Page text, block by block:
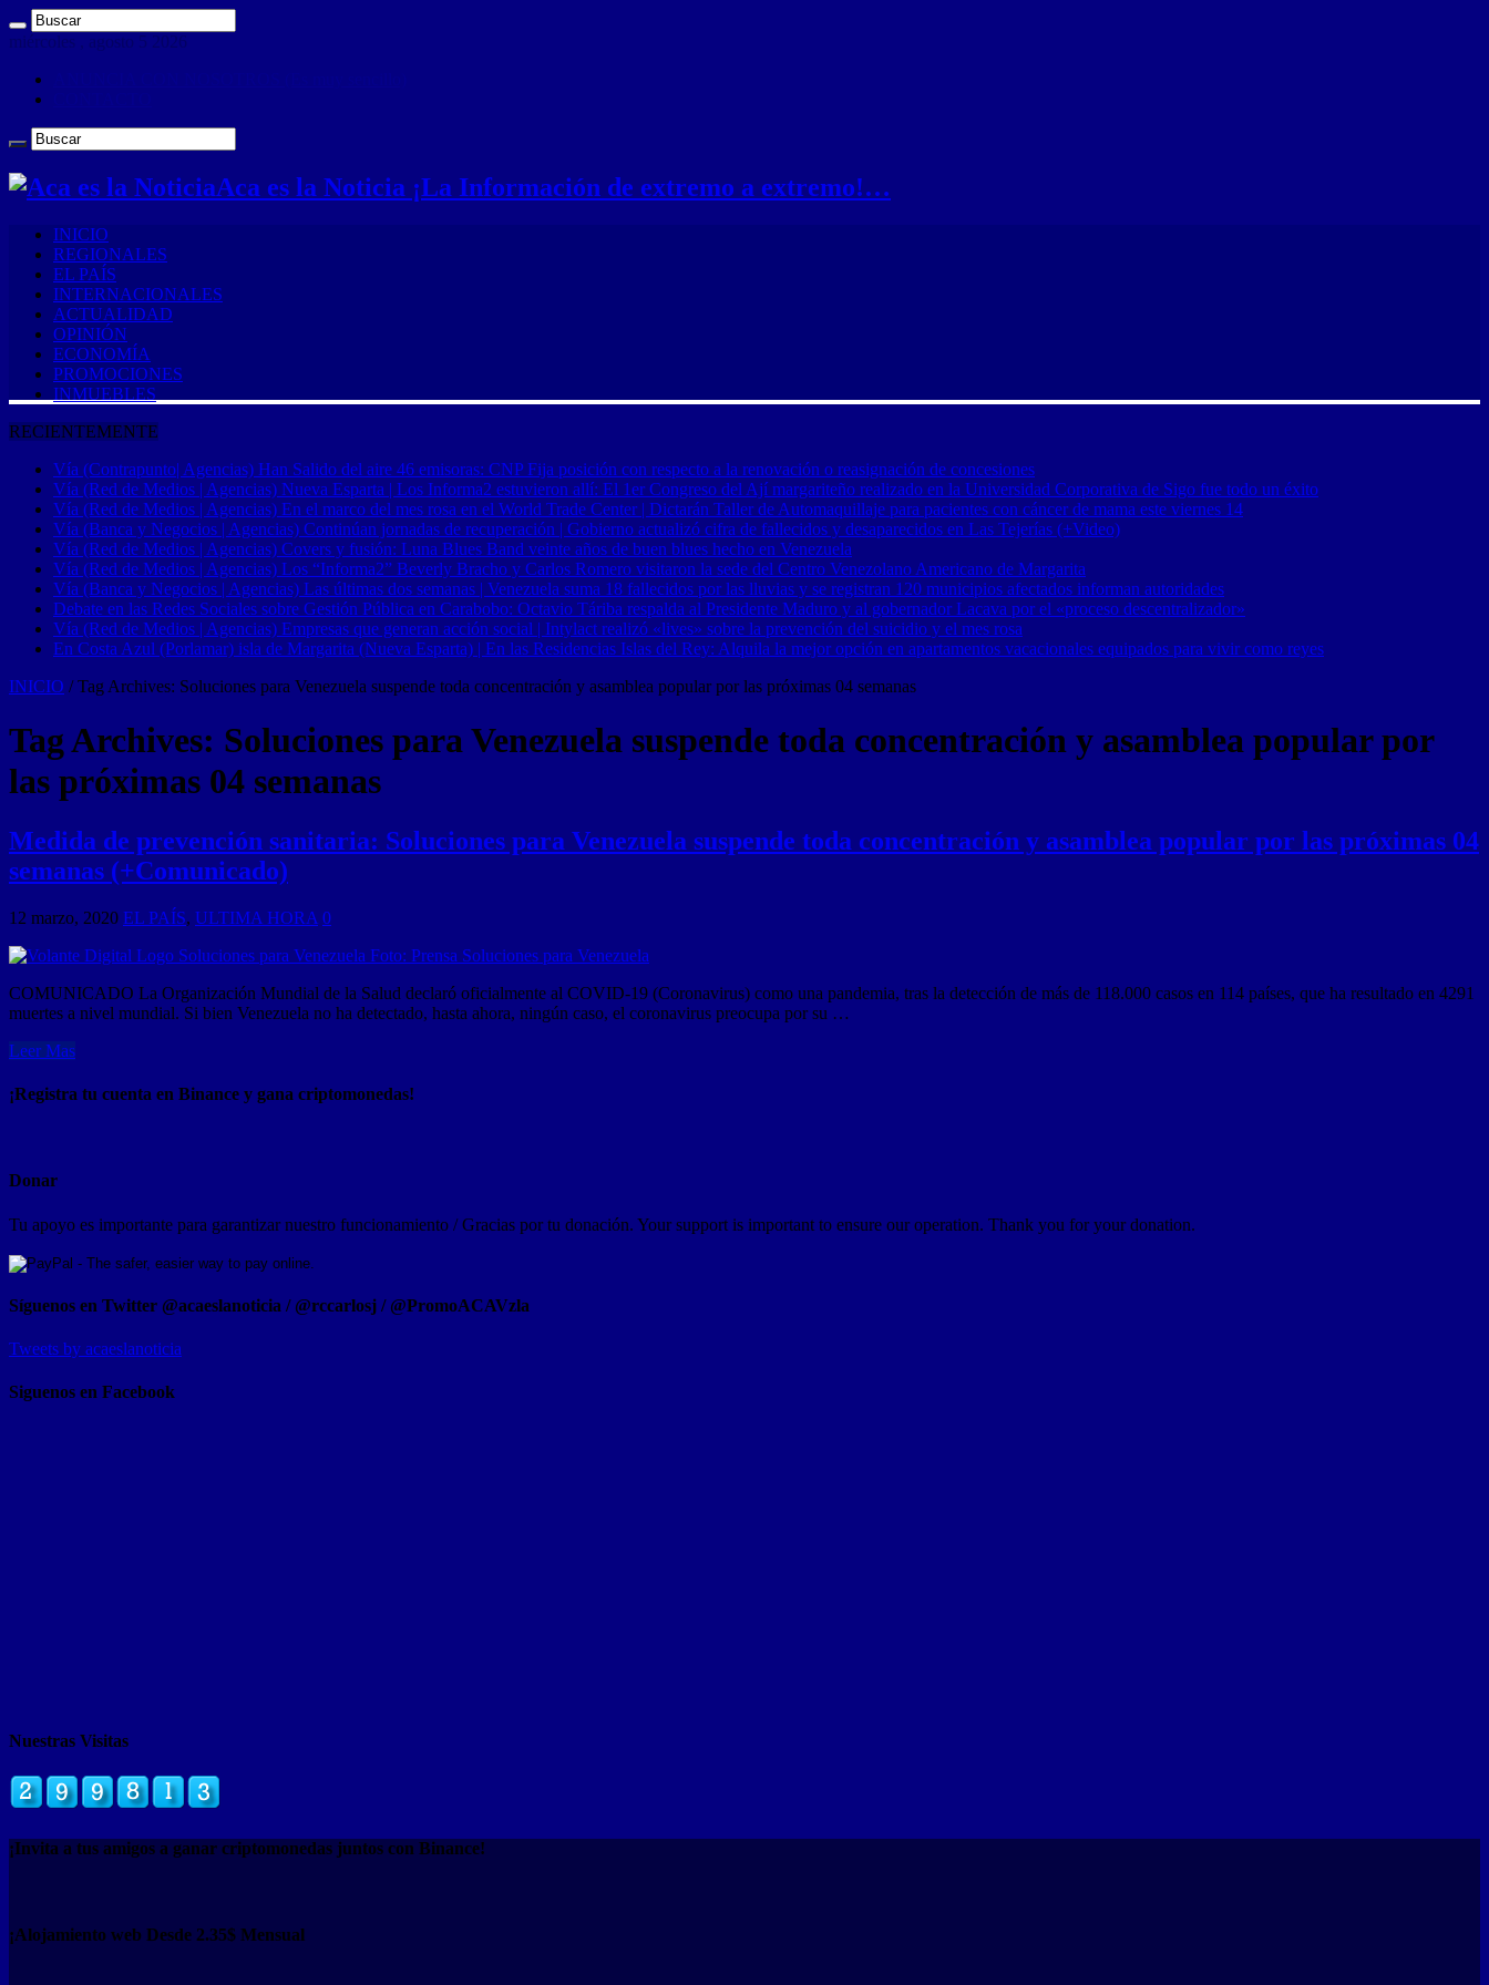
miércoles , agosto 5 2026
Aca es la Noticia ¡La Información de extremo a extremo!…
INICIO
REGIONALES
EL PAÍS
INTERNACIONALES
ACTUALIDAD
OPINIÓN
ECONOMÍA
PROMOCIONES
INMUEBLES
RECIENTEMENTE
Vía (Contrapunto| Agencias) Han Salido del aire 46 emisoras: CNP Fija posición con respecto a la renovación o reasignación de concesiones
Vía (Red de Medios | Agencias) Nueva Esparta | Los Informa2 estuvieron allí: El 1er Congreso del Ají margariteño realizado en la Universidad Corporativa de Sigo fue todo un éxito
Vía (Red de Medios | Agencias) En el marco del mes rosa en el World Trade Center | Dictarán Taller de Automaquillaje para pacientes con cáncer de mama este viernes 14
Vía (Banca y Negocios | Agencias) Continúan jornadas de recuperación | Gobierno actualizó cifra de fallecidos y desaparecidos en Las Tejerías (+Video)
Vía (Red de Medios | Agencias) Covers y fusión: Luna Blues Band veinte años de buen blues hecho en Venezuela
Vía (Red de Medios | Agencias) Los “Informa2” Beverly Bracho y Carlos Romero visitaron la sede del Centro Venezolano Americano de Margarita
Vía (Banca y Negocios | Agencias) Las últimas dos semanas | Venezuela suma 18 fallecidos por las lluvias y se registran 120 municipios afectados informan autoridades
Debate en las Redes Sociales sobre Gestión Pública en Carabobo: Octavio Táriba respalda al Presidente Maduro y al gobernador Lacava por el «proceso descentralizador»
Vía (Red de Medios | Agencias) Empresas que generan acción social | Intylact realizó «lives» sobre la prevención del suicidio y el mes rosa
En Costa Azul (Porlamar) isla de Margarita (Nueva Esparta) | En las Residencias Islas del Rey: Alquila la mejor opción en apartamentos vacacionales equipados para vivir como reyes
INICIO / Tag Archives: Soluciones para Venezuela suspende toda concentración y asamblea popular por las próximas 04 semanas
Tag Archives: Soluciones para Venezuela suspende toda concentración y asamblea popular por
las próximas 04 semanas
Medida de prevención sanitaria: Soluciones para Venezuela suspende toda concentración y asamblea popular por las próximas 04
semanas (+Comunicado)
12 marzo, 2020 EL PAÍS, ULTIMA HORA 0
COMUNICADO La Organización Mundial de la Salud declaró oficialmente al COVID-19 (Coronavirus) como una pandemia, tras la detección de más de 118.000 casos en 114 países, que ha resultado en 4291
muertes a nivel mundial. Si bien Venezuela no ha detectado, hasta ahora, ningún caso, el coronavirus preocupa por su …
Leer Mas
¡Registra tu cuenta en Binance y gana criptomonedas!
Donar
Tu apoyo es importante para garantizar nuestro funcionamiento / Gracias por tu donación. Your support is important to ensure our operation. Thank you for your donation.
Síguenos en Twitter @acaeslanoticia / @rccarlosj / @PromoACAVzla
Tweets by acaeslanoticia
Siguenos en Facebook
Nuestras Visitas
¡Invita a tus amigos a ganar criptomonedas juntos con Binance!
¡Alojamiento web Desde 2.35$ Mensual